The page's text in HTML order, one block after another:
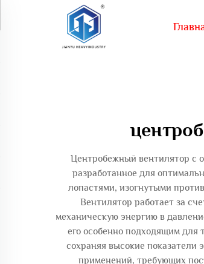
Центробежный вентилятор с
разработанное для
лопастями, изогнутыми
Вентилятор работает за
механическую энергию в
его особенно подходящим для
сохраняя высокие
применений, требующих